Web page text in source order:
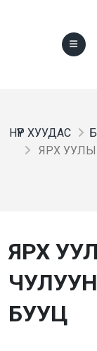
НҮҮР ХУУДАС
ЯРХ
ЯРХ
БУУЦ